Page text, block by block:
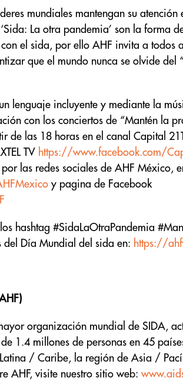
mundiales mantengan su atención
La otra pandemia’ son la forma
el sida, por ello AHF invita a todos
que el mundo nunca se olvide del
lenguaje incluyente y mediante la
con los conciertos de “Mantén la
de las 18 horas en el canal Capital
TV https://www.facebook.com/
las redes sociales de AHF México,
y pagina de Facebook
hashtag #SidaLaOtraPandemia
del Día Mundial del sida en: https://
organización mundial de SIDA,
1.4 millones de personas en 45
/ Caribe, la región de Asia /
AHF, visite nuestro sitio web: